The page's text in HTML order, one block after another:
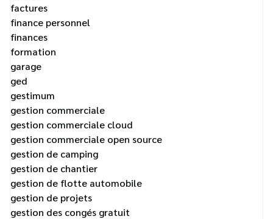
factures
finance personnel
finances
formation
garage
ged
gestimum
gestion commerciale
gestion commerciale cloud
gestion commerciale open source
gestion de camping
gestion de chantier
gestion de flotte automobile
gestion de projets
gestion des congés gratuit